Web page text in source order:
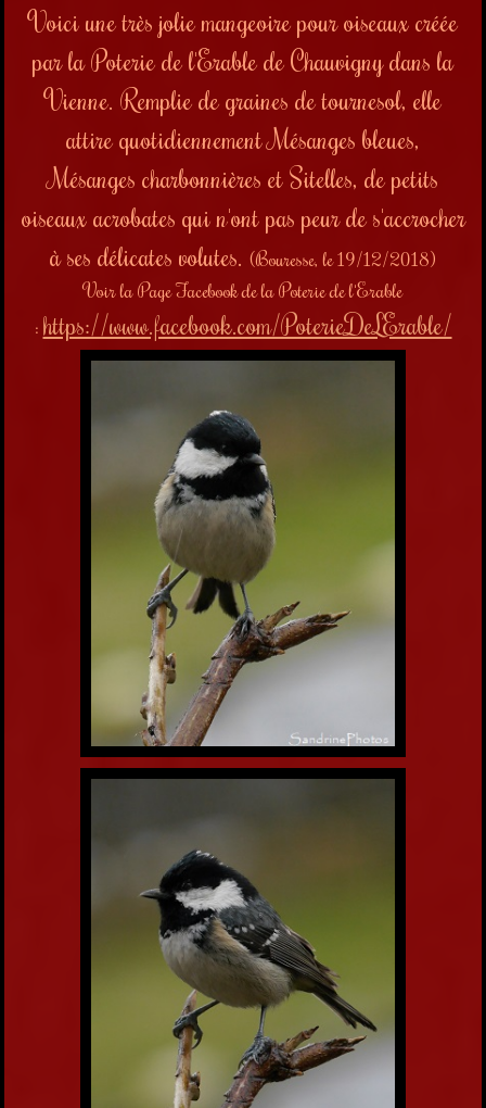
Voici une très jolie mangeoire pour oiseaux créée
par la Poterie de l'Erable de Chauvigny dans la
Vienne. Remplie de graines de tournesol, elle
attire quotidiennement Mésanges bleues,
Mésanges charbonnières et Sitelles, de petits
oiseaux acrobates qui n'ont pas peur de s'accrocher
à ses délicates volutes. (Bouresse, le 19/12/2018)
Voir la Page Facebook de la Poterie de l'Erable
: https://www.facebook.com/PoterieDeLErable/